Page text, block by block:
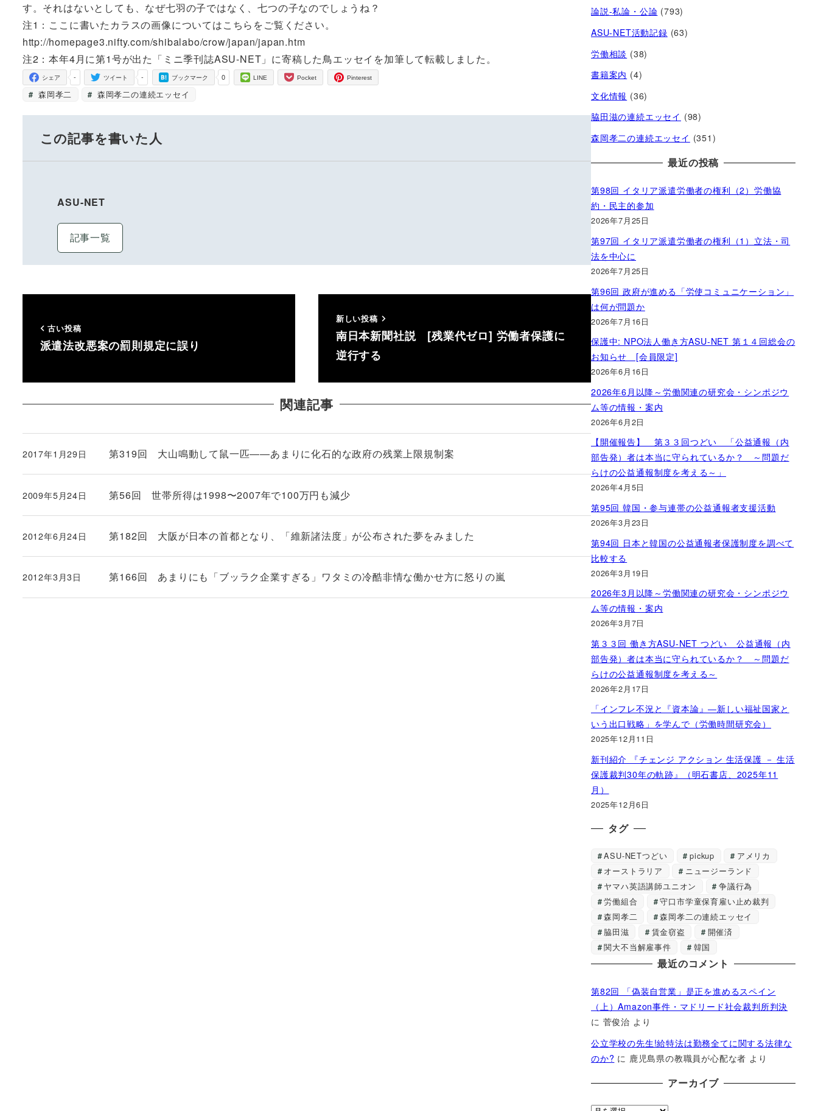
す。それはないとしても、なぜ七羽の子ではなく、七つの子なのでしょうね？
注1：ここに書いたカラスの画像についてはこちらをご覧ください。
http://homepage3.nifty.com/shibalabo/crow/japan/japan.htm
注2：本年4月に第1号が出た「ミニ季刊誌ASU-NET」に寄稿した鳥エッセイを加筆して転載しました。
-
シェア -
ツイート 0
ブックマーク LINE Pocket Pinterest
森岡孝二 森岡孝二の連続エッセイ
この記事を書いた人
ASU-NET
記事一覧
古い投稿
派遣法改悪案の罰則規定に誤り
新しい投稿
南日本新聞社説 [残業代ゼロ] 労働者保護に
逆行する
関連記事
第319回 大山鳴動して鼠一匹――あまりに化石的な政府の残業上限規制案
投稿日
2017年1月29日
第56回 世帯所得は1998〜2007年で100万円も減少
投稿日
2009年5月24日
第182回 大阪が日本の首都となり、「維新諸法度」が公布された夢をみました
投稿日
2012年6月24日
第166回 あまりにも「ブッラク企業すぎる」ワタミの冷酷非情な働かせ方に怒りの嵐
投稿日
2012年3月3日
論説-私論・公論 (793)
ASU-NET活動記録 (63)
労働相談 (38)
書籍案内 (4)
文化情報 (36)
脇田滋の連続エッセイ (98)
森岡孝二の連続エッセイ (351)
最近の投稿
第98回 イタリア派遣労働者の権利（2）労働協
約・民主的参加
2026年7月25日
第97回 イタリア派遣労働者の権利（1）立法・司
法を中心に
2026年7月25日
第96回 政府が進める「労使コミュニケーション」
は何が問題か
2026年7月16日
保護中: NPO法人働き方ASU-NET 第１４回総会の
お知らせ [会員限定]
2026年6月16日
2026年6月以降～労働関連の研究会・シンポジウ
ム等の情報・案内
2026年6月2日
【開催報告】 第３３回つどい 「公益通報（内
部告発）者は本当に守られているか？ ～問題だ
らけの公益通報制度を考える～」
2026年4月5日
第95回 韓国・参与連帯の公益通報者支援活動
2026年3月23日
第94回 日本と韓国の公益通報者保護制度を調べて
比較する
2026年3月19日
2026年3月以降～労働関連の研究会・シンポジウ
ム等の情報・案内
2026年3月7日
第３３回 働き方ASU-NET つどい 公益通報（内
部告発）者は本当に守られているか？ ～問題だ
らけの公益通報制度を考える～
2026年2月17日
「インフレ不況と『資本論』―新しい福祉国家と
いう出口戦略」を学んで（労働時間研究会）
2025年12月11日
新刊紹介 『チェンジ アクション 生活保護 － 生活
保護裁判30年の軌跡』（明石書店、2025年11
月）
2025年12月6日
タグ
ASU-NETつどい pickup
アメリカ
オーストラリア
ニュージーランド
ヤマハ英語講師ユニオン
争議行為
労働組合
守口市学童保育雇い止め裁判
森岡孝二
森岡孝二の連続エッセイ
脇田滋
賃金窃盗
開催済
関大不当解雇事件
韓国
最近のコメント
第82回 「偽装自営業」是正を進めるスペイン
（上）Amazon事件・マドリード社会裁判所判決
に 菅俊治 より
公立学校の先生!給特法は勤務全てに関する法律な
のか? に 鹿児島県の教職員が心配な者 より
アーカイブ